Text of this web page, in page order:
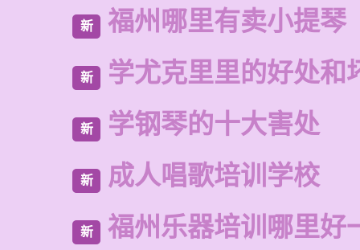
新 福州哪里有卖小提琴
新 学尤克里里的好处和
新 学钢琴的十大害处
新 成人唱歌培训学校
新 福州乐器培训哪里好